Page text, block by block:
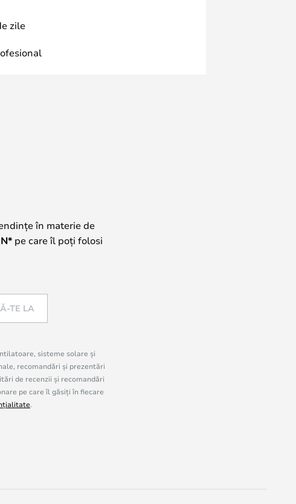
zile
în materie de
pe care îl poți folosi
TE LA
sisteme solare și
recomandări și prezentări
de recenzii și recomandări
pe care îl găsiți în fiecare
.